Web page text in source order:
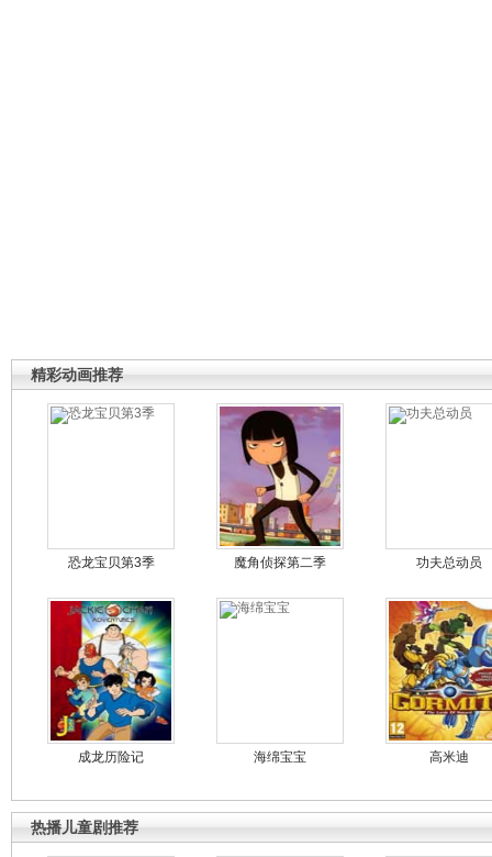
精彩动画推荐
恐龙宝贝第3季 魔角侦探第二季 功夫总动员
成龙历险记 海绵宝宝 高米迪
热播儿童剧推荐